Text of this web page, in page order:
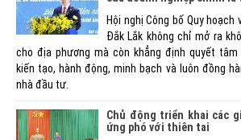
Hội nghị Công bố Quy
Đắk Lắk không chỉ mở ra
cho địa phương mà còn khẳng định quyết tâm
kiến tạo, hành động, minh bạch và luôn đồng
nhà đầu tư.
Chủ động triển khai các
ứng phó với thiên tai